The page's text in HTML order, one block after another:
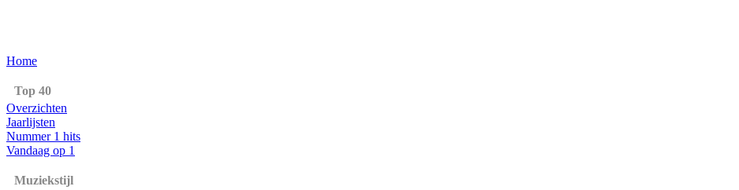
Home
Top 40
Overzichten
Jaarlijsten
Nummer 1 hits
Vandaag op 1
Muziekstijl